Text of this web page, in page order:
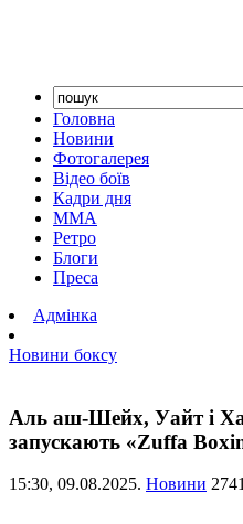
Головна
Новини
Фотогалерея
Відео боїв
Кадри дня
ММА
Ретро
Блоги
Преса
Адмінка
Новини боксу
Аль аш-Шейх, Уайт і
запускають «Zuffa
15:30, 09.08.2025. Новини